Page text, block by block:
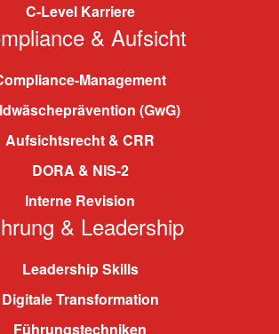
C-Level Karriere
& Aufsicht
Management
(GwG)
Aufsichtsrecht & CRR
DORA & NIS-2
Interne Revision
& Leadership
Leadership Skills
Digitale Transformation
Führungstechniken